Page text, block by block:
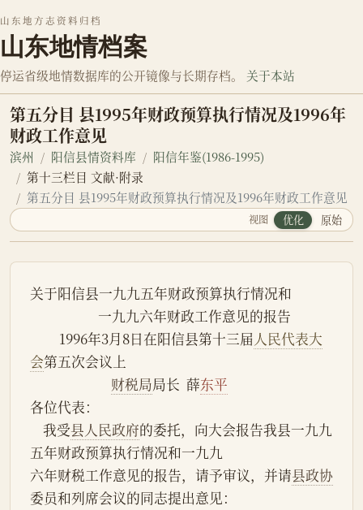
山东地方志资料归档
山东地情档案
停运省级地情数据库的公开镜像与长期存档。 关于本站
第五分目 县1995年财政预算执行情况及1996年
财政工作意见
滨州 阳信县情资料库
阳信年鉴(1986-1995)
第十三栏目 文献·附录
第五分目 县1995年财政预算执行情况及1996年财政工作意见
视图 优化 原始
关于阳信县一九九五年财政预算执行情况和
                     一九九六年财政工作意见的报告
         1996年3月8日在阳信县第十三届
人民代表大
会第五次会议上
财税局局长  薛东平
各位代表：
    我受
县人民政府的委托，向大会报告我县一九九
五年财政预算执行情况和一九九
六年财税工作意见的报告，请予审议，并请县政协
委员和列席会议的同志提出意见：